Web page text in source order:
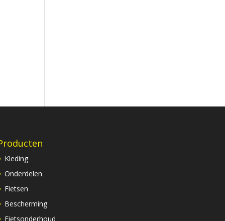
Kleding
Onderdelen
Fietsen
Bescherming
Fietsonderhoud